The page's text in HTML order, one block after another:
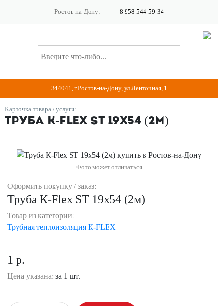
Ростов-на-Дону: 8 958 544-59-34
344041, г.Ростов-на-Дону, ул.Ленточная, 1
Карточка товара / услуги:
Труба К-Flex ST 19х54 (2м)
Фото может отличаться
Оформить покупку / заказ:
Труба К-Flex ST 19х54 (2м)
Товар из категории:
Трубная теплоизоляция К-FLEX
1 р.
Цена указана: за 1 шт.